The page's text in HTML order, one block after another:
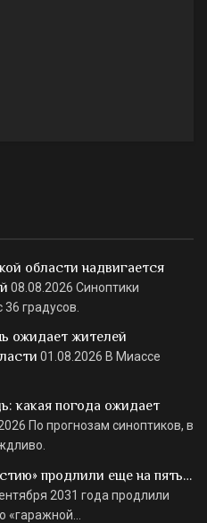
области надвигается
08.08.2026 Синоптики
градусов.
ожидает жителей
01.08.2026 В Миассе
какая погода ожидает
По прогнозам синоптиков, в
продлили еще на пять…
2031 года продлили
«гаражной…